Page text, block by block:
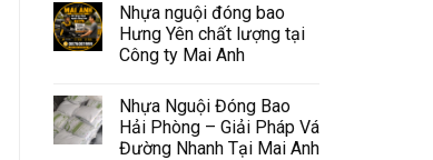
Nhựa nguội đóng bao
Hưng Yên chất lượng tại
Công ty Mai Anh
Nhựa Nguội Đóng Bao
Hải Phòng – Giải Pháp Vá
Đường Nhanh Tại Mai Anh